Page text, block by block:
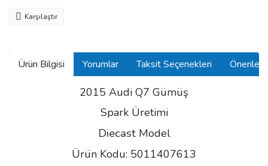
Karşılaştır
Ürün Bilgisi Yorumlar Taksit Seçenekleri
2015 Audi Q7 Gümüş
Spark Üretimi
Diecast Model
Ürün Kodu: 5011407613